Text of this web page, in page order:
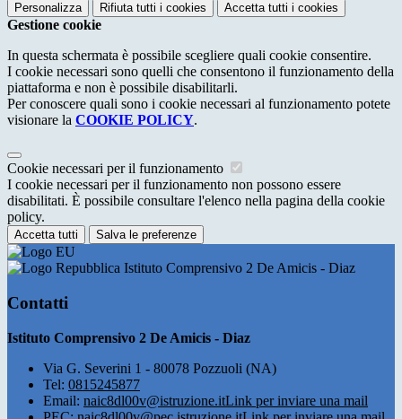
Personalizza Rifiuta tutti i cookies Accetta tutti i cookies
Gestione cookie
In questa schermata è possibile scegliere quali cookie consentire.
I cookie necessari sono quelli che consentono il funzionamento della
piattaforma e non è possibile disabilitarli.
Per conoscere quali sono i cookie necessari al funzionamento potete
visionare la COOKIE POLICY.
Cookie necessari per il funzionamento
I cookie necessari per il funzionamento non possono essere
disabilitati. È possibile consultare l'elenco nella pagina della cookie
policy.
Accetta tutti Salva le preferenze
Istituto Comprensivo 2 De Amicis - Diaz
Contatti
Istituto Comprensivo 2 De Amicis - Diaz
Via G. Severini 1 - 80078 Pozzuoli (NA)
Tel: 0815245877
Email: naic8dl00v@istruzione.itLink per inviare una mail